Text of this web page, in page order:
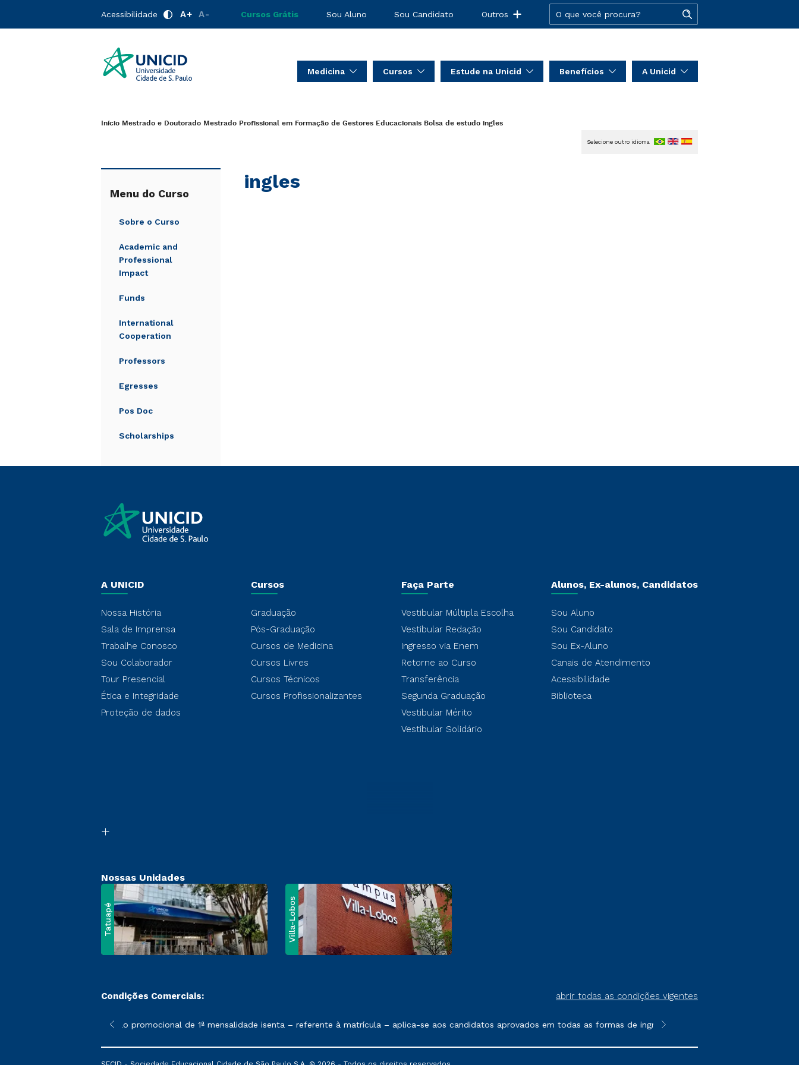
Acessibilidade A+ A- Cursos Grátis Sou Aluno Sou Candidato Outros
Medicina Cursos Estude na Unicid Benefícios A Unicid
Início Mestrado e Doutorado Mestrado Profissional em Formação de Gestores Educacionais Bolsa de estudo ingles
Menu do Curso
Sobre o Curso
Academic and
Professional
Impact
Funds
International
Cooperation
Professors
Egresses
Pos Doc
Scholarships
ingles
Selecione outro idioma
A UNICID
Nossa História
Sala de Imprensa
Trabalhe Conosco
Sou Colaborador
Tour Presencial
Ética e Integridade
Proteção de dados
Cursos
Graduação
Pós-Graduação
Cursos de Medicina
Cursos Livres
Cursos Técnicos
Cursos Profissionalizantes
Faça Parte
Vestibular Múltipla Escolha
Vestibular Redação
Ingresso via Enem
Retorne ao Curso
Transferência
Segunda Graduação
Vestibular Mérito
Vestibular Solidário
Alunos, Ex-alunos, Candidatos
Sou Aluno
Sou Candidato
Sou Ex-Aluno
Canais de Atendimento
Acessibilidade
Biblioteca
Nossas Unidades
Tatuapé Villa-Lobos
Condições Comerciais: abrir todas as condições vigentes
sofrer alterações nos períodos de rematrícula conforme exposto no contrato de prestação de serviços
*A condição promocional de 1ª mensalidade isenta – referente à matrícula – aplica-se aos candidatos aprovados em todas as formas de ingresso, exceto na prova on-line ou
**Semipresencial é um formato do